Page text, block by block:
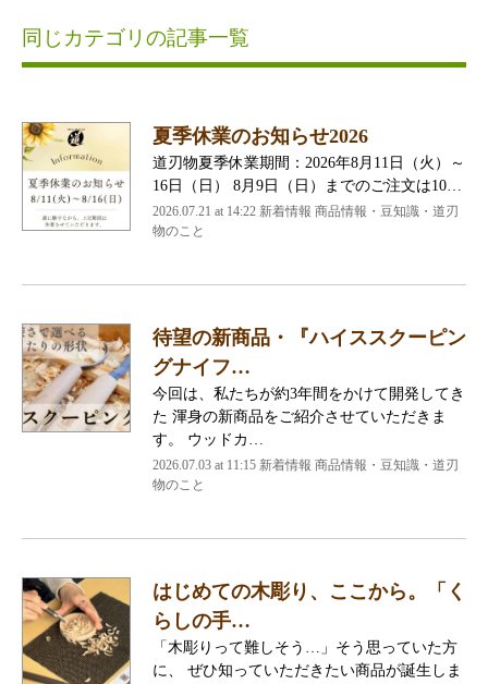
同じカテゴリの記事一覧
夏季休業のお知らせ2026
道刃物夏季休業期間：2026年8月11日（火）～
16日（日） 8月9日（日）までのご注文は10…
2026.07.21 at 14:22 新着情報 商品情報・豆知識・道刃
物のこと
待望の新商品・『ハイススクーピン
グナイフ…
今回は、私たちが約3年間をかけて開発してき
た 渾身の新商品をご紹介させていただきま
す。 ウッドカ…
2026.07.03 at 11:15 新着情報 商品情報・豆知識・道刃
物のこと
はじめての木彫り、ここから。「く
らしの手…
「木彫りって難しそう…」そう思っていた方
に、 ぜひ知っていただきたい商品が誕生しま